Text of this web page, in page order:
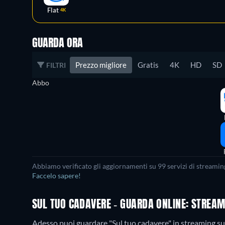
Flat 4K
GUARDA ORA
FILTRI Prezzo migliore Gratis 4K HD SD
Abbo
Abbiamo verificato gli aggiornamenti su 99servizi di
Faccelo sapere!
SUL TUO CADAVERE - GUARDA ONLINE:
Adesso puoi guardare "Sul tuo cadavere" in streaming